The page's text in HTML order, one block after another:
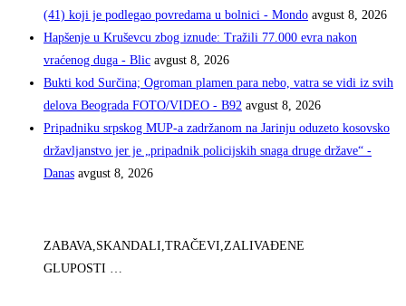
(41) koji je podlegao povredama u bolnici - Mondo avgust 8, 2026
Hapšenje u Kruševcu zbog iznude: Tražili 77.000 evra nakon
vraćenog duga - Blic avgust 8, 2026
Bukti kod Surčina; Ogroman plamen para nebo, vatra se vidi iz svih
delova Beograda FOTO/VIDEO - B92 avgust 8, 2026
Pripadniku srpskog MUP-a zadržanom na Jarinju oduzeto kosovsko
državljanstvo jer je „pripadnik policijskih snaga druge države“ -
Danas avgust 8, 2026
ZABAVA,SKANDALI,TRAČEVI,ZALIVAĐENE
GLUPOSTI …